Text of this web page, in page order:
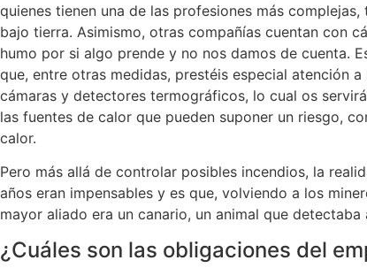
quienes tienen una de las profesiones más
bajo tierra. Asimismo, otras compañías cuentan con
humo por si algo prende y no nos damos de cuenta.
que, entre otras medidas, prestéis especial atención
cámaras y detectores termográficos, lo cual os
las fuentes de calor que pueden suponer un riesgo,
calor.
Pero más allá de controlar posibles incendios, la
años eran impensables y es que, volviendo a los
mayor aliado era un canario, un animal que
¿Cuáles son las obligaciones del